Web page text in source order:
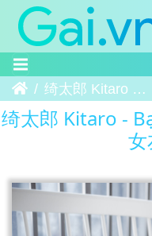
Trang chủ绮太郎 Kitaro - Bạn Gái Bạch Miêu - 白喵女友 08
绮太郎 Kitaro -